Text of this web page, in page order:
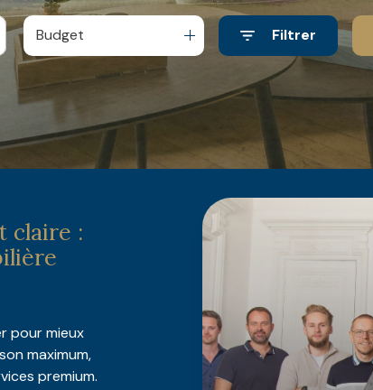
Budget Filtrer
claire :
pour mieux
maximum,
premium.